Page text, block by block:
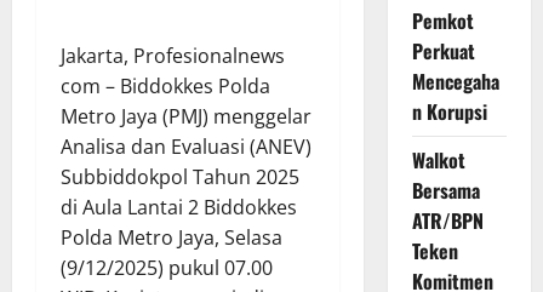
Jakarta, Profesionalnews
com – Biddokkes Polda
Metro Jaya (PMJ) menggelar
Analisa dan Evaluasi (ANEV)
Subbiddokpol Tahun 2025
di Aula Lantai 2 Biddokkes
Polda Metro Jaya, Selasa
(9/12/2025) pukul 07.00
Pemkot
Perkuat
Mencegaha
n Korupsi
Walkot
Bersama
ATR/BPN
Teken
Komitmen